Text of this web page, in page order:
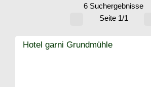
6 Suchergebnisse
Seite 1/1
Hotel garni Grundmühle